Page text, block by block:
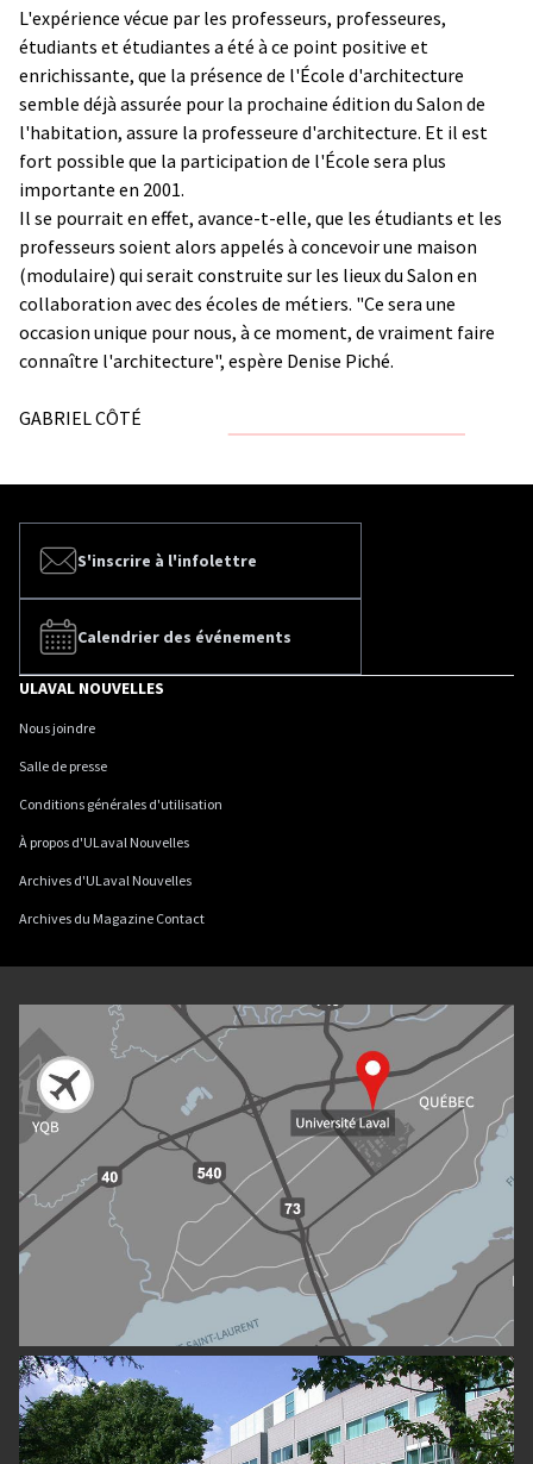
L'expérience vécue par les professeurs, professeures,
étudiants et étudiantes a été à ce point positive et
enrichissante, que la présence de l'École d'architecture
semble déjà assurée pour la prochaine édition du Salon de
l'habitation, assure la professeure d'architecture. Et il est
fort possible que la participation de l'École sera plus
importante en 2001.
Il se pourrait en effet, avance-t-elle, que les étudiants et les
professeurs soient alors appelés à concevoir une maison
(modulaire) qui serait construite sur les lieux du Salon en
collaboration avec des écoles de métiers. "Ce sera une
occasion unique pour nous, à ce moment, de vraiment faire
connaître l'architecture", espère Denise Piché.
GABRIEL CÔTÉ
S'inscrire à l'infolettre
Calendrier des événements
ULAVAL NOUVELLES
Nous joindre
Salle de presse
Conditions générales d'utilisation
À propos d'ULaval Nouvelles
Archives d'ULaval Nouvelles
Archives du Magazine Contact